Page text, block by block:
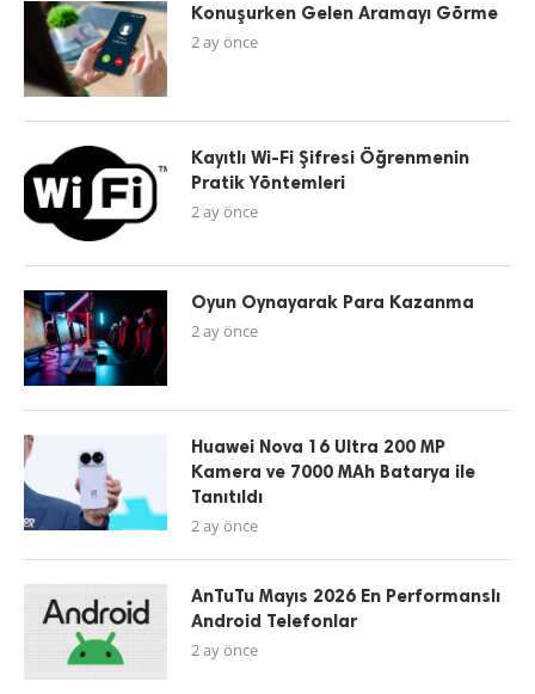
Konuşurken Gelen Aramayı Görme
2 ay önce
Kayıtlı Wi-Fi Şifresi Öğrenmenin
Pratik Yöntemleri
2 ay önce
Oyun Oynayarak Para Kazanma
2 ay önce
Huawei Nova 16 Ultra 200 MP
Kamera ve 7000 MAh Batarya ile
Tanıtıldı
2 ay önce
AnTuTu Mayıs 2026 En Performanslı
Android Telefonlar
2 ay önce